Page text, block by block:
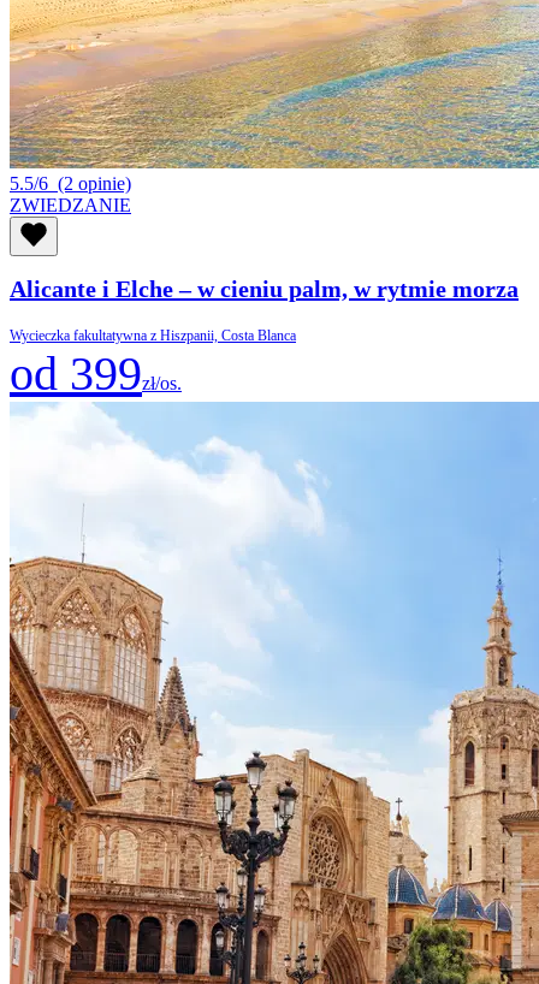
5.5/6 (2 opinie)
ZWIEDZANIE
Alicante i Elche – w cieniu palm, w rytmie morza
Wycieczka fakultatywna z Hiszpanii, Costa Blanca
od 399zł/os.